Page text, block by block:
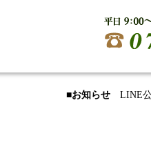
■お知らせ LINE